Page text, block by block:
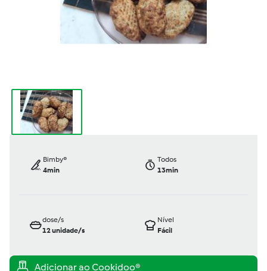
Bimby®
4min
Todos
13min
dose/s
12unidade/s
Nível
Fácil